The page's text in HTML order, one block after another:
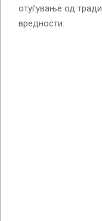
отуѓување од
вредности.